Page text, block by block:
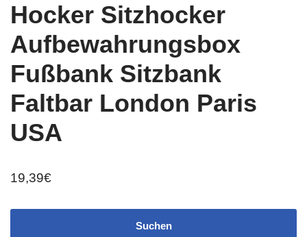
Hocker Sitzhocker
Aufbewahrungsbox
Fußbank Sitzbank
Faltbar London Paris
USA
19,39€
Suchen